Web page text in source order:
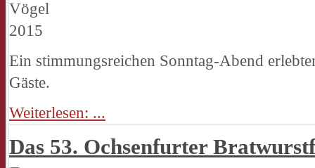
Ein stimmungsreichen Sonntag-Abend
Gäste.
Weiterlesen: ...
Das 53. Ochsenfurter